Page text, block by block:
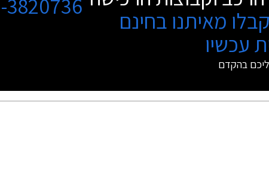
קבלו מאיתנו בחינם
עכשיו
בהקדם